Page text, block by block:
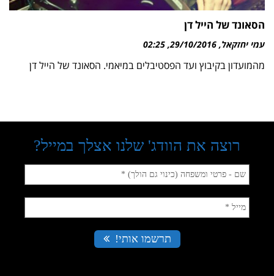
הסאונד של הייל דן
עמי יחזקאל 29/10/2016
02:25
מהמועדון בקיבוץ ועד הפסטיבלים במיאמי. הסאונד של הייל דן